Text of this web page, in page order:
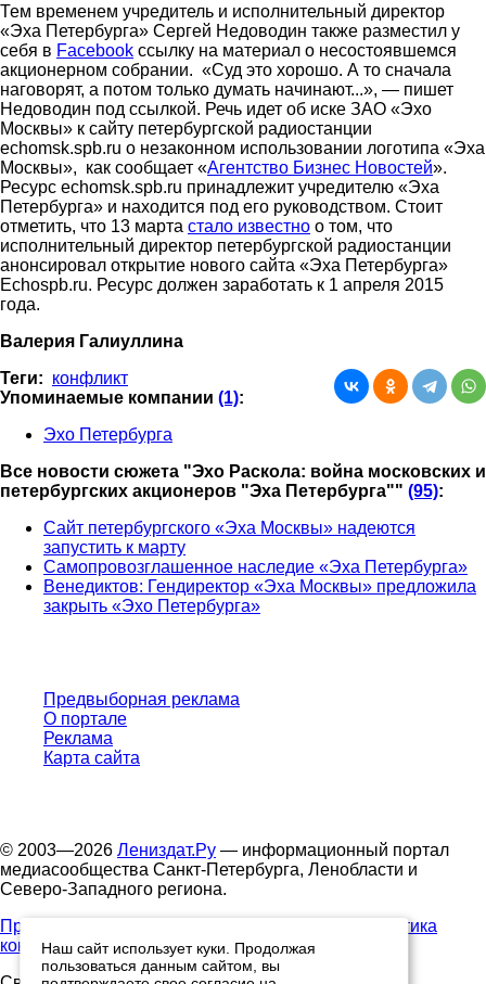
Тем временем учредитель и исполнительный директор
«Эха Петербурга» Сергей Недоводин также разместил у
себя в Facebook ссылку на материал о несостоявшемся
акционерном собрании. «Суд это хорошо. А то сначала
наговорят, а потом только думать начинают...», ― пишет
Недоводин под ссылкой. Речь идет об иске ЗАО «Эхо
Москвы» к сайту петербургской радиостанции
echomsk.spb.ru о незаконном использовании логотипа «Эха
Москвы», как сообщает «Агентство Бизнес Новостей».
Ресурс echomsk.spb.ru принадлежит учредителю «Эха
Петербурга» и находится под его руководством. Стоит
отметить, что 13 марта стало известно о том, что
исполнительный директор петербургской радиостанции
анонсировал открытие нового сайта «Эха Петербурга»
Echospb.ru. Ресурс должен заработать к 1 апреля 2015
года.
Валерия Галиуллина
Теги: конфликт
Упоминаемые компании (1):
Эхо Петербурга
Все новости сюжета "Эхо Раскола: война московских и
петербургских акционеров "Эха Петербурга"" (95):
Сайт петербургского «Эха Москвы» надеются
запустить к марту
Самопровозглашенное наследие «Эха Петербурга»
Венедиктов: Гендиректор «Эха Москвы» предложила
закрыть «Эхо Петербурга»
Предвыборная реклама
О портале
Реклама
Карта сайта
© 2003—2026 Лениздат.Ру — информационный портал
медиасообщества Санкт-Петербурга, Ленобласти и
Северо-Западного региона.
Правила использования содержания сайта.
Политика
конфиденциальности.
Наш сайт использует куки. Продолжая
пользоваться данным сайтом, вы